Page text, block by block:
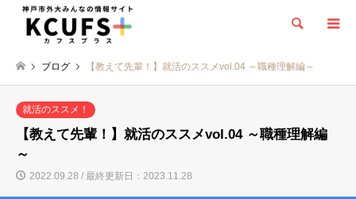
検索
ブログ 【教えて先輩！】就活のススメvol.04 ～職種理解編～
就活のススメ！
【教えて先輩！】就活のススメvol.04 ～職種理解編
～
2022.09.28 / 最終更新日：2023.11.28